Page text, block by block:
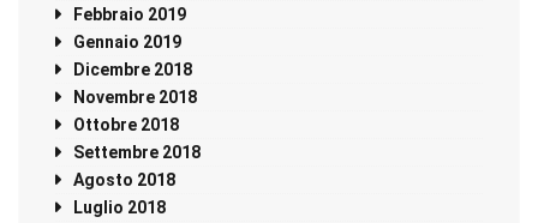
Febbraio 2019
Gennaio 2019
Dicembre 2018
Novembre 2018
Ottobre 2018
Settembre 2018
Agosto 2018
Luglio 2018